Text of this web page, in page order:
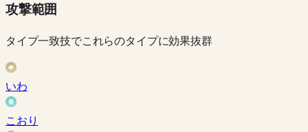
攻撃範囲
タイプ一致技でこれらのタイプに効果抜群
いわ
こおり